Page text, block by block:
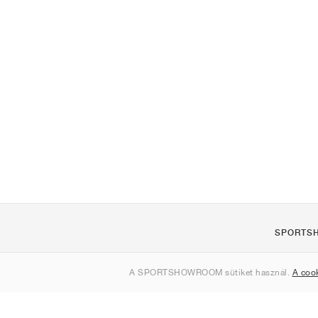
A SPORTSHOWROOM sütiket használ. A
Kapcsolat